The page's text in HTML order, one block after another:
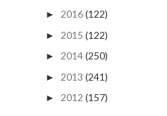
► 2016(122)
► 2015 (122)
► 2014(250)
► 2013 (241)
► 2012 (157)